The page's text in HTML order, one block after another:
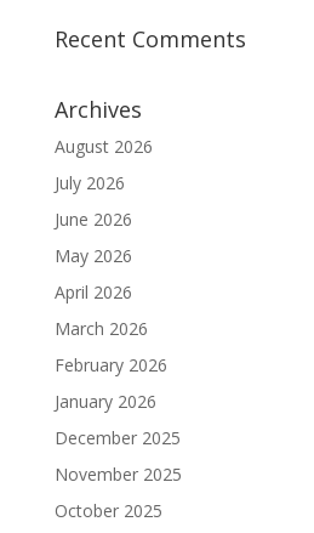
Recent Comments
Archives
August 2026
July 2026
June 2026
May 2026
April 2026
March 2026
February 2026
January 2026
December 2025
November 2025
October 2025